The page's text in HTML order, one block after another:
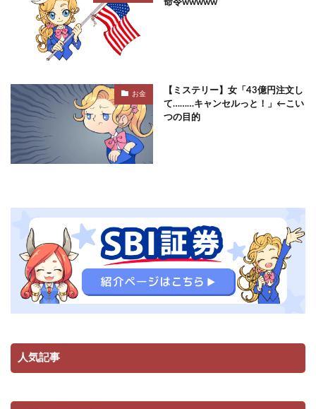
命令wwwww
お金
【ミステリー】女「43億円注文し
て………キャンセルっと！」←こい
つの目的
人気記事